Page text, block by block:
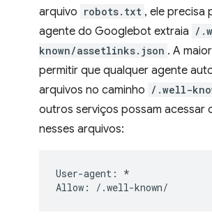
arquivo robots.txt , ele precisa
agente do Googlebot extraia /
known/assetlinks.json . A
permitir que qualquer agente
arquivos no caminho /.well-
outros serviços possam acessar
nesses arquivos:
User-agent: *